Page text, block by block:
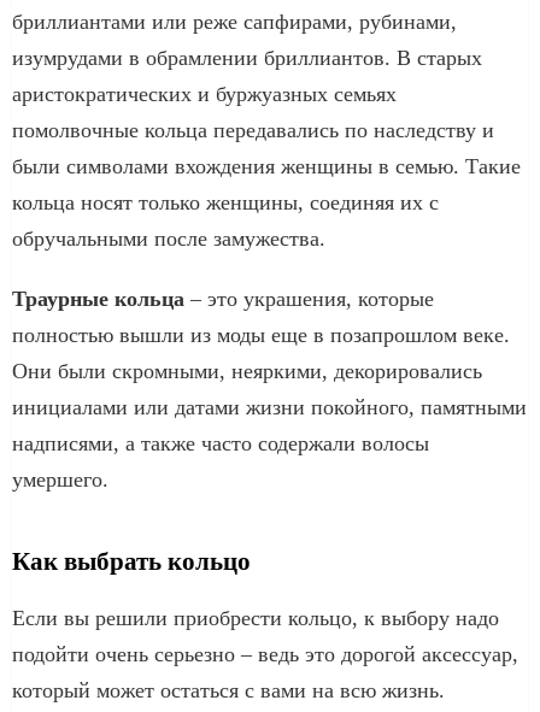
бриллиантами или реже сапфирами, рубинами,
изумрудами в обрамлении бриллиантов. В старых
аристократических и буржуазных семьях
помолвочные кольца передавались по наследству и
были символами вхождения женщины в семью. Такие
кольца носят только женщины, соединяя их с
обручальными после замужества.
Траурные кольца – это украшения, которые
полностью вышли из моды еще в позапрошлом веке.
Они были скромными, неяркими, декорировались
инициалами или датами жизни покойного, памятными
надписями, а также часто содержали волосы
умершего.
Как выбрать кольцо
Если вы решили приобрести кольцо, к выбору надо
подойти очень серьезно – ведь это дорогой аксессуар,
который может остаться с вами на всю жизнь.